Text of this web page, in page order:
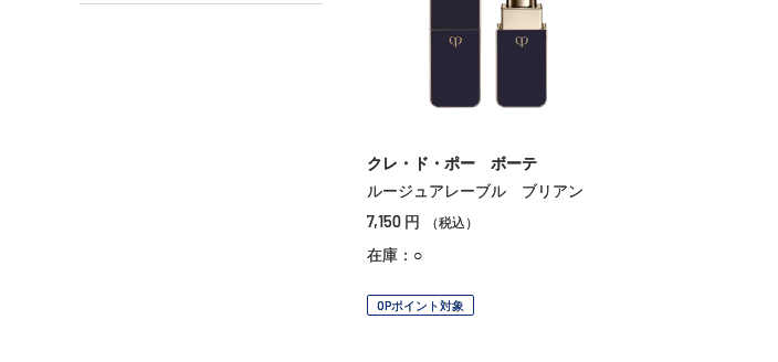
クレ・ド・ポー ボーテ
ルージュアレーブル ブリアン
7,150 円 （税込）
在庫：○
OPポイント対象